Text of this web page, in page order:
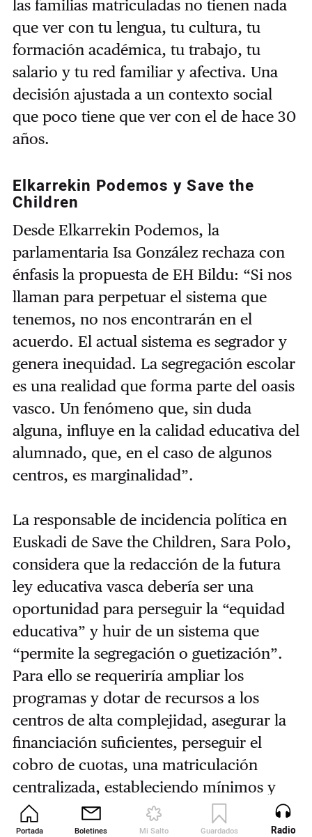
Portada Boletines Mi Salto Guardados Revista
las familias matriculadas no tienen nada
que ver con tu lengua, tu cultura, tu
formación académica, tu trabajo, tu
salario y tu red familiar y afectiva. Una
decisión ajustada a un contexto social
que poco tiene que ver con el de hace 30
años.
Elkarrekin Podemos y Save the
Children
Desde Elkarrekin Podemos, la
parlamentaria Isa González rechaza con
énfasis la propuesta de EH Bildu: “Si nos
llaman para perpetuar el sistema que
tenemos, no nos encontrarán en el
acuerdo. El actual sistema es segrador y
genera inequidad. La segregación escolar
es una realidad que forma parte del oasis
vasco. Un fenómeno que, sin duda
alguna, influye en la calidad educativa del
alumnado, que, en el caso de algunos
centros, es marginalidad”.
La responsable de incidencia política en
Euskadi de Save the Children, Sara Polo,
considera que la redacción de la futura
ley educativa vasca debería ser una
oportunidad para perseguir la “equidad
educativa” y huir de un sistema que
“permite la segregación o guetización”.
Para ello se requeriría ampliar los
programas y dotar de recursos a los
centros de alta complejidad, asegurar la
financiación suficientes, perseguir el
cobro de cuotas, una matriculación
centralizada, estableciendo mínimos y
máximos por centro, y eliminar la
reserva de plaza.
Radio